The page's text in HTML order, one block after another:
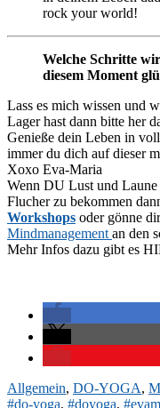
rock your world!
Welche Schritte
diesem Moment
Lass es mich wissen und
Lager hast dann bitte her
Genieße dein Leben in
immer du dich auf dieser
Xoxo Eva-Maria
Wenn DU Lust und
Flucher zu bekommen
Workshops oder gönne
Mindmanagement an den
Mehr Infos dazu gibt es
Kategorien
Allgemein, DO-YOGA,
#do-yoga, #doyoga,